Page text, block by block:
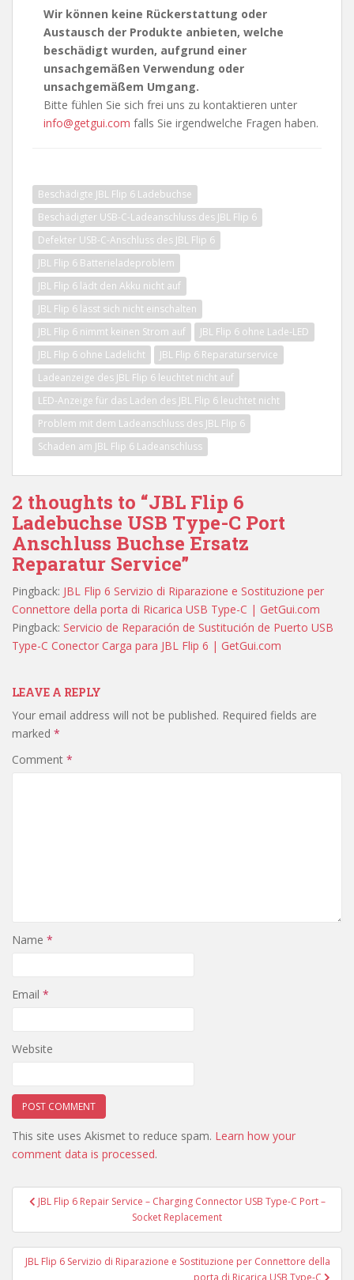
Wir können keine Rückerstattung oder
Austausch der Produkte anbieten, welche
beschädigt wurden, aufgrund einer
unsachgemäßen Verwendung oder
unsachgemäßem Umgang.
Bitte fühlen Sie sich frei uns zu kontaktieren unter
info@getgui.com falls Sie irgendwelche Fragen haben.
Beschädigte JBL Flip 6 Ladebuchse
Beschädigter USB-C-Ladeanschluss des JBL Flip 6
Defekter USB-C-Anschluss des JBL Flip 6
JBL Flip 6 Batterieladeproblem
JBL Flip 6 lädt den Akku nicht auf
JBL Flip 6 lässt sich nicht einschalten
JBL Flip 6 nimmt keinen Strom auf
JBL Flip 6 ohne Lade-LED
JBL Flip 6 ohne Ladelicht
JBL Flip 6 Reparaturservice
Ladeanzeige des JBL Flip 6 leuchtet nicht auf
LED-Anzeige für das Laden des JBL Flip 6 leuchtet nicht
Problem mit dem Ladeanschluss des JBL Flip 6
Schaden am JBL Flip 6 Ladeanschluss
2 thoughts to “JBL Flip 6
Ladebuchse USB Type-C Port
Anschluss Buchse Ersatz
Reparatur Service”
Pingback: JBL Flip 6 Servizio di Riparazione e Sostituzione per
Connettore della porta di Ricarica USB Type-C | GetGui.com
Pingback: Servicio de Reparación de Sustitución de Puerto USB
Type-C Conector Carga para JBL Flip 6 | GetGui.com
LEAVE A REPLY
Your email address will not be published. Required fields are
marked *
Comment *
Name *
Email *
Website
This site uses Akismet to reduce spam. Learn how your
comment data is processed.
PostJBL Flip 6 Repair Service – Charging Connector USB Type-C Port –
Socket Replacement
JBL Flip 6 Servizio di Riparazione e Sostituzione per Connettore della
porta di Ricarica USB Type-C